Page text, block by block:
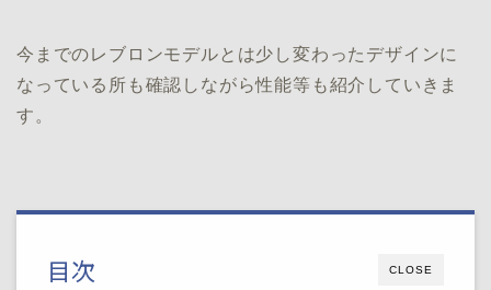
今までのレブロンモデルとは少し変わったデザインに
なっている所も確認しながら性能等も紹介していきま
す。
CLOSE
目次